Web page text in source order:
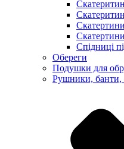
Спідниці
Обереги
Подушки для
Рушники, банти,